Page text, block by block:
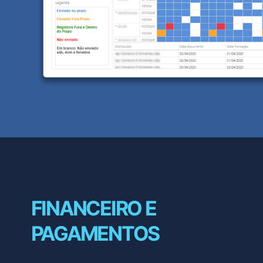
FINANCEIRO E
PAGAMENTOS